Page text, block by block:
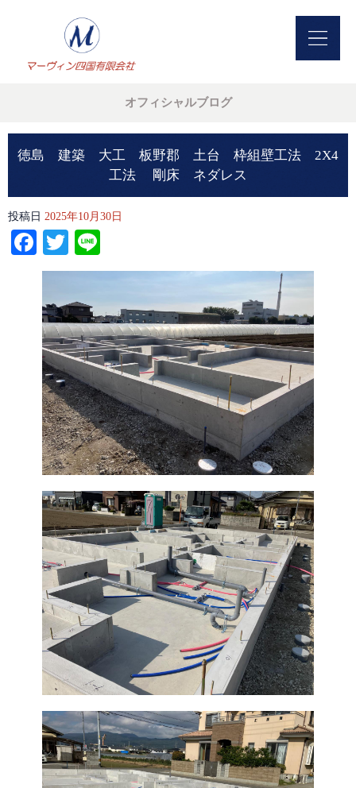
オフィシャルブログ
徳島 建築 大工 板野郡 土台 枠組壁工法 2X4
工法 剛床 ネダレス
投稿日 2025年10月30日
Facebook
Twitter